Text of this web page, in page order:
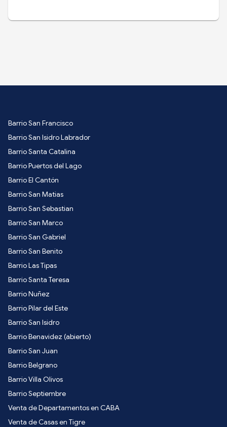
Barrio San Francisco
Barrio San Isidro Labrador
Barrio Santa Catalina
Barrio Puertos del Lago
Barrio El Cantón
Barrio San Matias
Barrio San Sebastian
Barrio San Marco
Barrio San Gabriel
Barrio San Benito
Barrio Las Tipas
Barrio Santa Teresa
Barrio Nuñez
Barrio Pilar del Este
Barrio San Isidro
Barrio Benavidez (abierto)
Barrio San Juan
Barrio Belgrano
Barrio Villa Olivos
Barrio Septiembre
Venta de Departamentos en CABA
Venta de Casas en Tigre